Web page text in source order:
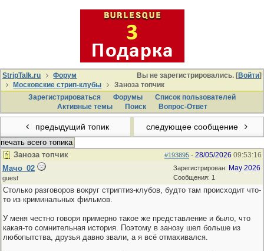
Вы не зарегистрировались. [Войти]
StripTalk.ru
Форум
Московские стрип-клубы
Заноза топчик
Зарегистрироваться
Форумы
Список пользователей
Активные темы
Поиcк Вопрос-Ответ
предыдущий топик следующее сообщение
печать всего топика
#193895 - 28/05/2026 09:53:16
Заноза топчик
Зарегистрирован: May 2026
Сообщения: 1
Мачо_02
guest
Столько разговоров вокруг стриптиз-клубов, будто там происходит что-
то из криминальных фильмов.
У меня честно говоря примерно такое же представление и было, что
какая-то сомнительная история. Поэтому в занозу шел больше из
любопытства, друзья давно звали, а я всё отмахивался.